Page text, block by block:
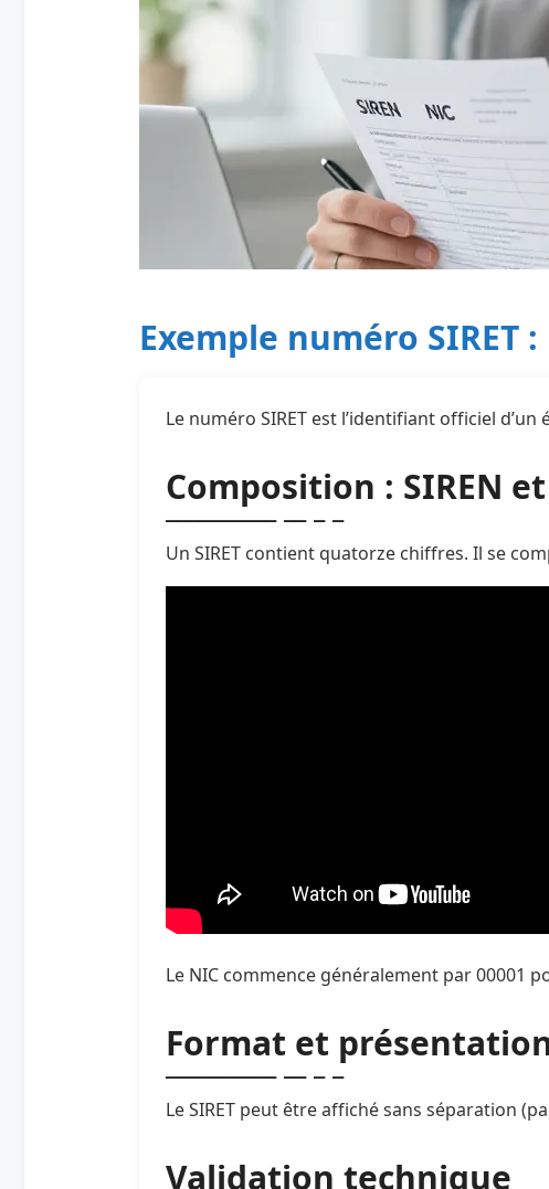
Exemple numéro SIRET
Le numéro SIRET est l’identifiant officiel
Composition : SIREN
Un SIRET contient quatorze chiffres. Il se
Le NIC commence généralement par 00001
Format et
Le SIRET peut être affiché sans séparation
Validation technique